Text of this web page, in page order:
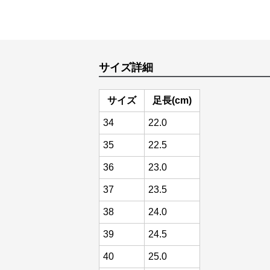
サイズ詳細
サイズ 足長(cm)
34 22.0
35 22.5
36 23.0
37 23.5
38 24.0
39 24.5
40 25.0